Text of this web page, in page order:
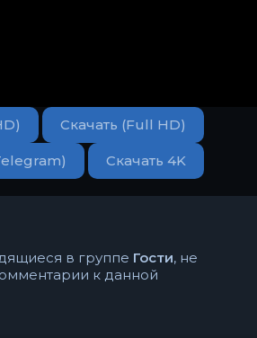
Скачать (Full HD)
Скачать 4K
в группе Гости, не
к данной